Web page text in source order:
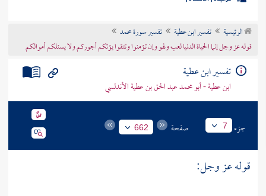
موضوعي
تراجم الأعلام
الرئيسية تفسير ابن عطية
تفسير سورة محمد
قوله عز وجل إنما الحياة الدنيا لعب ولهو وإن تؤمنوا وتتقوا يؤتكم أجوركم ولا يسئلكم أموالكم
تفسير ابن عطية
ابن عطية - أبو محمد عبد الحق بن عطية الأندلسي
جزء 7 صفحة 662
قوله عز وجل: